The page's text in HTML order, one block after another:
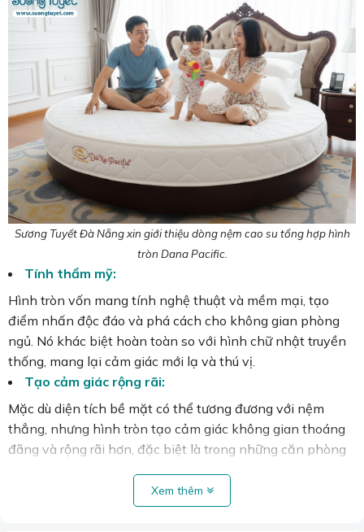
Sương Tuyết Đà Nẵng xin giới thiệu dòng nệm cao su tổng hợp hình
tròn Dana Pacific.
Tính thẩm mỹ:
Hình tròn vốn mang tính nghệ thuật và mềm mại, tạo
điểm nhấn độc đáo và phá cách cho không gian phòng
ngủ. Nó khác biệt hoàn toàn so với hình chữ nhật truyền
thống, mang lại cảm giác mới lạ và thú vị.
Tạo cảm giác rộng rãi:
Mặc dù diện tích bề mặt có thể tương đương với nệm
thẳng, nhưng hình tròn tạo cảm giác không gian thoáng
đãng và rộng rãi hơn, đặc biệt là trong những căn phòng
Xem thêm